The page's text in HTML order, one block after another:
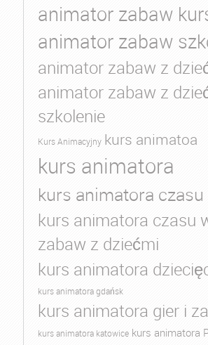
animator zabaw
animator zabaw
animator zabaw z
animator zabaw z
szkolenie
Kurs Animacyjny kurs animatoa
kurs animatora
kurs animatora
kurs animatora czasu
zabaw z dziećmi
kurs animatora
kurs animatora gdańsk
kurs animatora gier i
kurs animatora katowice kurs animatora